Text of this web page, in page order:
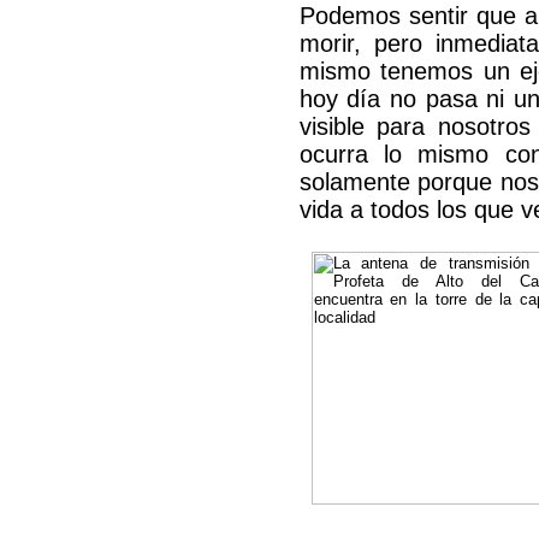
Podemos sentir que
morir, pero
mismo tenemos un
hoy día no pasa ni
visible para
ocurra lo mismo
solamente porque
vida a todos los que